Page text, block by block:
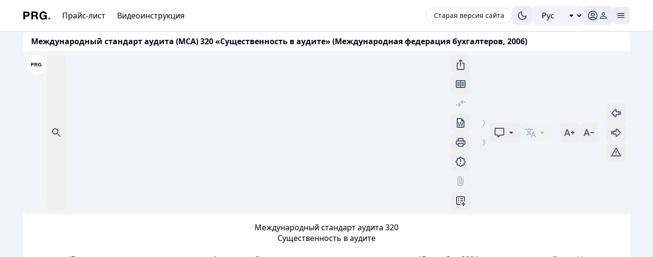
Прайс-лист Видеоинструкция Старая версия сайта
Международный стандарт аудита (МСА) 320 «Существенность в аудите» (Международная федерация бухгалтеров, 2006)
Международный стандарт аудита 320
Существенность в аудите